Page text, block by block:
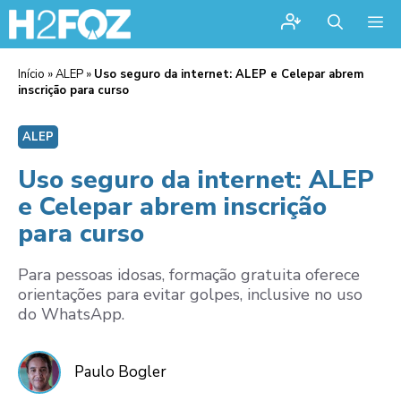
Início »ALEP » Uso seguro da internet: ALEP e Celepar abrem
inscrição para curso
ALEP
Uso seguro da internet: ALEP
e Celepar abrem inscrição
para curso
Para pessoas idosas, formação gratuita oferece
orientações para evitar golpes, inclusive no uso
do WhatsApp.
Paulo Bogler